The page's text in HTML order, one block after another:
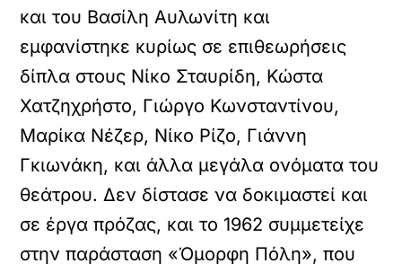
και του Βασίλη Αυλωνίτη και
εμφανίστηκε κυρίως σε επιθεωρήσεις
δίπλα στους Νίκο Σταυρίδη, Κώστα
Χατζηχρήστο, Γιώργο Κωνσταντίνου,
Μαρίκα Νέζερ, Νίκο Ρίζο, Γιάννη
Γκιωνάκη, και άλλα μεγάλα ονόματα του
θεάτρου. Δεν δίστασε να δοκιμαστεί και
σε έργα πρόζας, και το 1962 συμμετείχε
στην παράσταση «Όμορφη Πόλη», που